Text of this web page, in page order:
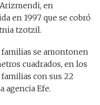
en
en 1997 que se cobró
tzotzil.
se amontonen
cuadrados, en los
con sus 22
agencia Efe.